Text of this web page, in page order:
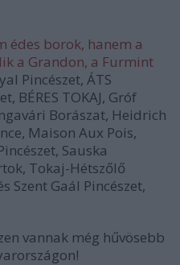
édes borok, hanem a
a Grandon, a Furmint
Pincészet, ÁTS
BÉRES TOKAJ, Gróf
Borászat, Heidrich
Maison Aux Pois,
Sauska
Tokaj-Hétszőlő
Szent Gaál Pincészet,
vannak még hűvösebb